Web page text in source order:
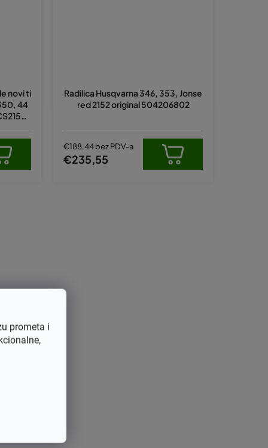
prometa i
novi ti
44
Radilica Husqvarna 346, 353, Jonse
red 2152 original 504206802
€188,44 bez PDV-a
€235,55